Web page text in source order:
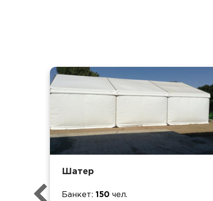
Шатер
Банкет 150 чел.